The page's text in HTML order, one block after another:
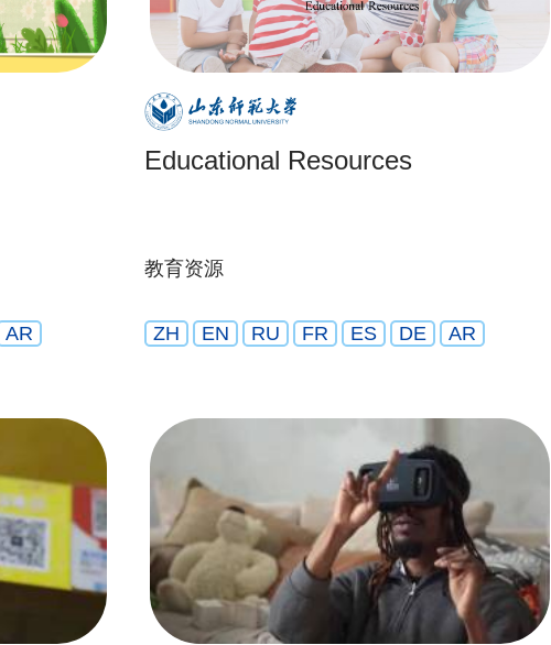
AR
Educational Resources
教育资源
ZH EN RU FR ES DE AR